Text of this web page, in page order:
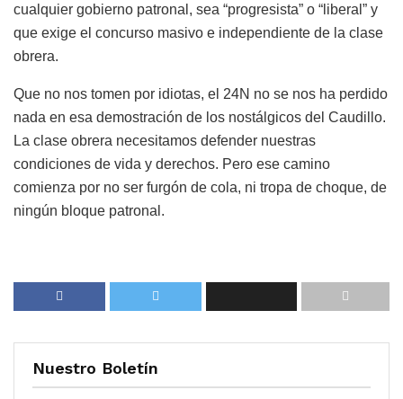
cualquier gobierno patronal, sea “progresista” o “liberal” y
que exige el concurso masivo e independiente de la clase
obrera.
Que no nos tomen por idiotas, el 24N no se nos ha perdido
nada en esa demostración de los nostálgicos del Caudillo.
La clase obrera necesitamos defender nuestras
condiciones de vida y derechos. Pero ese camino
comienza por no ser furgón de cola, ni tropa de choque, de
ningún bloque patronal.
Nuestro Boletín